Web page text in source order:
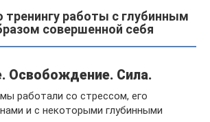
работы с глубинным
совершенной себя
Освобождение. Сила.
работали со стрессом, его
и с некоторыми глубинными